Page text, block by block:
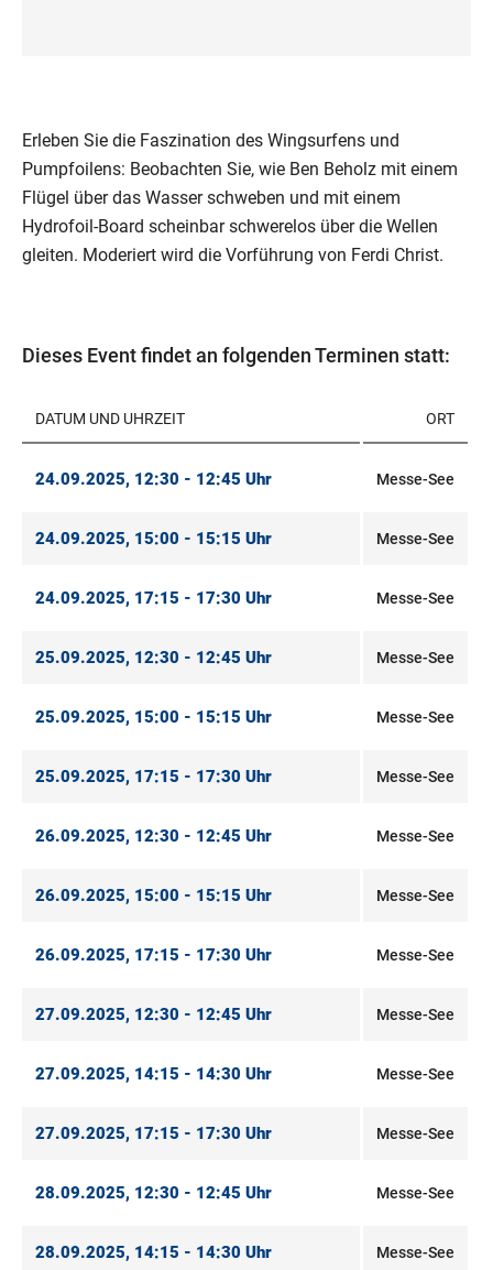
Erleben Sie die Faszination des Wingsurfens und
Pumpfoilens: Beobachten Sie, wie Ben Beholz mit einem
Flügel über das Wasser schweben und mit einem
Hydrofoil-Board scheinbar schwerelos über die Wellen
gleiten. Moderiert wird die Vorführung von Ferdi Christ.
Dieses Event findet an folgenden Terminen statt:
DATUM UND UHRZEIT ORT
24.09.2025, 12:30 - 12:45 Uhr Messe-See
24.09.2025, 15:00 - 15:15 Uhr Messe-See
24.09.2025, 17:15 - 17:30 Uhr Messe-See
25.09.2025, 12:30 - 12:45 Uhr Messe-See
25.09.2025, 15:00 - 15:15 Uhr Messe-See
25.09.2025, 17:15 - 17:30 Uhr Messe-See
26.09.2025, 12:30 - 12:45 Uhr Messe-See
26.09.2025, 15:00 - 15:15 Uhr Messe-See
26.09.2025, 17:15 - 17:30 Uhr Messe-See
27.09.2025, 12:30 - 12:45 Uhr Messe-See
27.09.2025, 14:15 - 14:30 Uhr Messe-See
27.09.2025, 17:15 - 17:30 Uhr Messe-See
28.09.2025, 12:30 - 12:45 Uhr Messe-See
28.09.2025, 14:15 - 14:30 Uhr Messe-See